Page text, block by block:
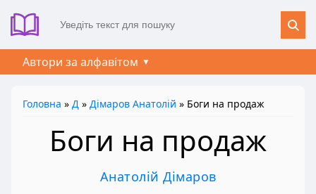
Автори за алфавітом
Головна » Д » Дімаров Анатолій » Боги на продаж
Боги на продаж
Анатолій Дімаров